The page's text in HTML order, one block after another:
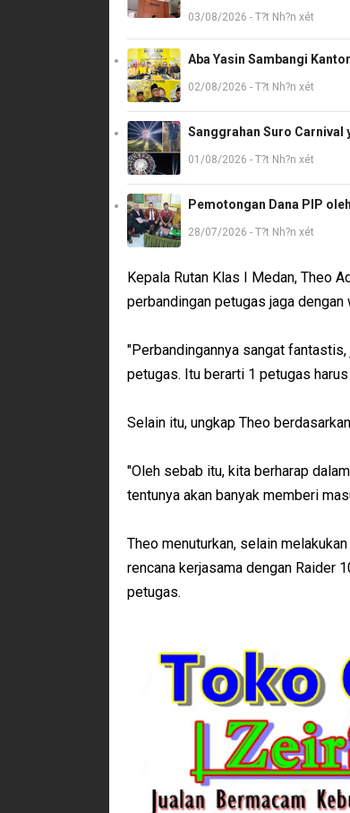
03/08/2026 - T?t Nh?n xét
Aba Yasin Sambangi
02/08/2026 - T?t Nh?n xét
Sanggrahan Suro Carnival
01/08/2026 - T?t Nh?n xét
Pemotongan Dana PIP
28/07/2026 - T?t Nh?n xét
Kepala Rutan Klas I Medan, Theo
perbandingan petugas jaga
"Perbandingannya sangat
petugas. Itu berarti 1 petugas
Selain itu, ungkap Theo
"Oleh sebab itu, kita berharap
tentunya akan banyak memberi
Theo menuturkan, selain
rencana kerjasama dengan Raider
petugas.